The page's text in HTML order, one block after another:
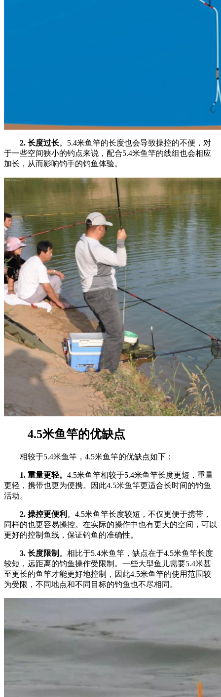
2. 长度过长。5.4米鱼竿的长度也会导致操控的不便，对
于一些空间狭小的钓点来说，配合5.4米鱼竿的线组也会相应
加长，从而影响钓手的钓鱼体验。
4.5米鱼竿的优缺点
相较于5.4米鱼竿，4.5米鱼竿的优缺点如下：
1. 重量更轻。 4.5米鱼竿相较于5.4米鱼竿长度更短，重量
更轻，携带也更为便携。因此4.5米鱼竿更适合长时间的钓鱼
活动。
2. 操控更便利 。4.5米鱼竿长度较短，不仅更便于携带，
同样的也更容易操控。在实际的操作中也有更大的空间，可以
更好的控制鱼线，保证钓鱼的准确性。
3. 长度限制 。相比于5.4米鱼竿，缺点在于4.5米鱼竿长度
较短，远距离的钓鱼操作受限制。一些大型鱼儿需要5.4米甚
至更长的鱼竿才能更好地控制，因此4.5米鱼竿的使用范围较
为受限，不同地点和不同目标的钓鱼也不尽相同。